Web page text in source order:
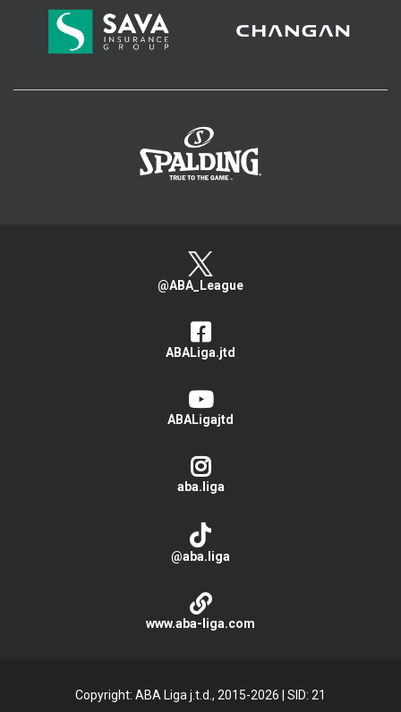
@ABA_League
ABALiga.jtd
ABALigajtd
aba.liga
@aba.liga
www.aba-liga.com
Copyright: ABA Liga j.t.d., 2015-2026 SID: 21